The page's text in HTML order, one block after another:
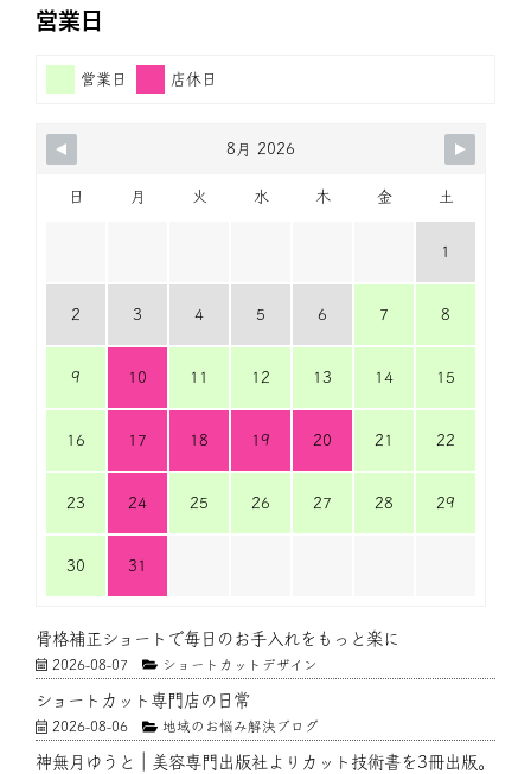
営業日
営業日 店休日
8月 2026
日 月 火 水 木 金 土
1
2 3 4 5 6 7 8
9 10 11 12 13 14 15
16 17 18 19 20 21 22
23 24 25 26 27 28 29
30 31
骨格補正ショートで毎日のお手入れをもっと楽に
2026-08-07 ショートカットデザイン
ショートカット専門店の日常
2026-08-06 地域のお悩み解決ブログ
神無月ゆうと｜美容専門出版社よりカット技術書を3冊出版。